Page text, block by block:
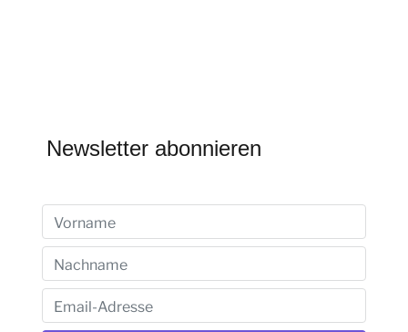
Newsletter abonnieren